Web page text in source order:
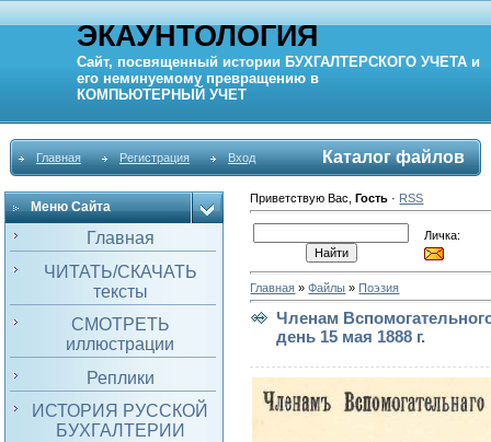
ЭКАУНТОЛОГИЯ
Сайт, посвященный истории БУХГАЛТЕРСКОГО УЧЕТА и
его неминуемому превращению в
КОМПЬЮТЕРНЫЙ УЧЕТ
Главная Регистрация Вход Каталог файлов
Меню Сайта
Главная
ЧИТАТЬ/СКАЧАТЬ
тексты
СМОТРЕТЬ
иллюстрации
Реплики
ИСТОРИЯ РУССКОЙ
БУХГАЛТЕРИИ
Приветствую Вас ,Гость · RSS
Личка:
Главная »Файлы » Поэзия
Членам
день 15 мая 1888 г.